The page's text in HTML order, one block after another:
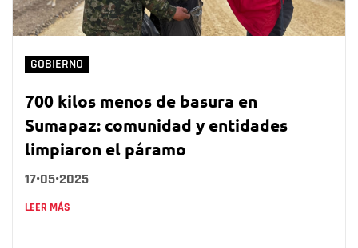
GOBIERNO
700 kilos menos de basura en
Sumapaz: comunidad y entidades
limpiaron el páramo
17•05•2025
LEER MÁS